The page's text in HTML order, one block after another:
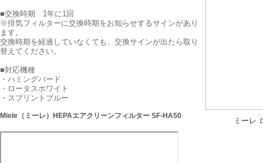
■交換時期 1年に1回
※排気フィルターに交換時期をお知らせするサインがあり
ます。
交換時期を経過していなくても、交換サインが出たら取り
替えてください。
■対応機種
・ハミングバード
・ロータスホワイト
・スプリントブルー
Miele（ミーレ）HEPAエアクリーンフィルター SF-HA50
ミーレ